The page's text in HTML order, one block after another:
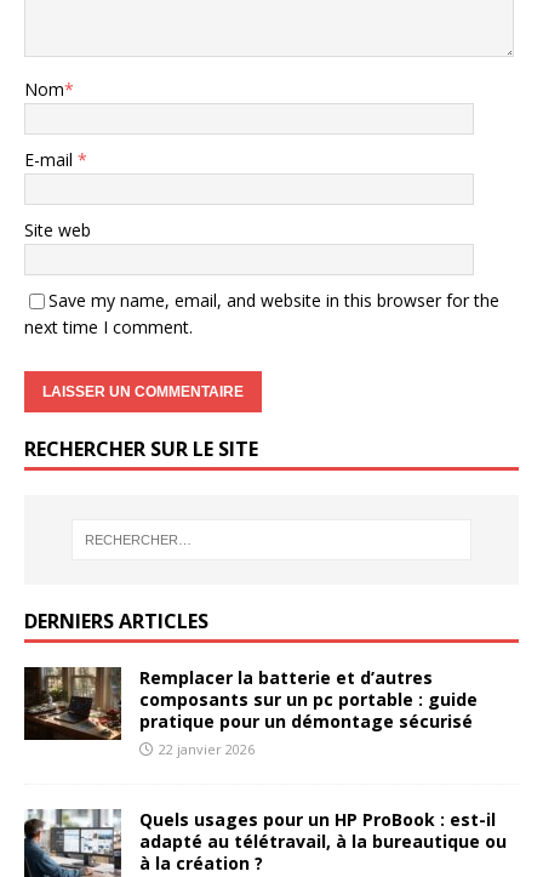
Nom*
E-mail *
Site web
Save my name, email, and website in this browser for the
next time I comment.
RECHERCHER SUR LE SITE
DERNIERS ARTICLES
Remplacer la batterie et d’autres
composants sur un pc portable : guide
pratique pour un démontage sécurisé
22 janvier 2026
Quels usages pour un HP ProBook : est-il
adapté au télétravail, à la bureautique ou
à la création ?